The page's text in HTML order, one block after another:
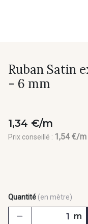
Ruban Satin
- 6 mm
1,34 €/m
Prix conseillé : 1,54 €/m
Quantité (en mètre)
m